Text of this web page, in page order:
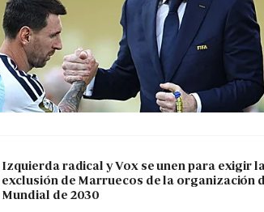
Izquierda radical y Vox se unen para exigir
exclusión de Marruecos de la organización
Mundial de 2030